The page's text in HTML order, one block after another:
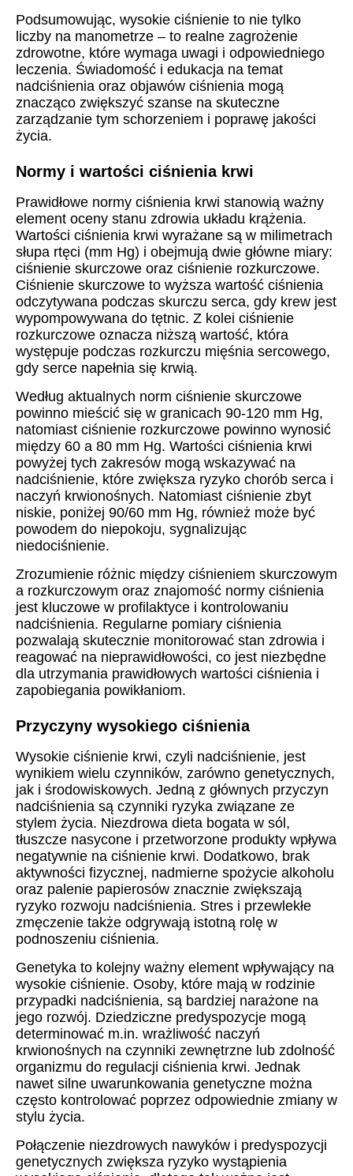
Podsumowując, wysokie ciśnienie to nie tylko
liczby na manometrze – to realne zagrożenie
zdrowotne, które wymaga uwagi i odpowiedniego
leczenia. Świadomość i edukacja na temat
nadciśnienia oraz objawów ciśnienia mogą
znacząco zwiększyć szanse na skuteczne
zarządzanie tym schorzeniem i poprawę jakości
życia.
Normy i wartości ciśnienia krwi
Prawidłowe normy ciśnienia krwi stanowią ważny
element oceny stanu zdrowia układu krążenia.
Wartości ciśnienia krwi wyrażane są w milimetrach
słupa rtęci (mm Hg) i obejmują dwie główne miary:
ciśnienie skurczowe oraz ciśnienie rozkurczowe.
Ciśnienie skurczowe to wyższa wartość ciśnienia
odczytywana podczas skurczu serca, gdy krew jest
wypompowywana do tętnic. Z kolei ciśnienie
rozkurczowe oznacza niższą wartość, która
występuje podczas rozkurczu mięśnia sercowego,
gdy serce napełnia się krwią.
Według aktualnych norm ciśnienie skurczowe
powinno mieścić się w granicach 90-120 mm Hg,
natomiast ciśnienie rozkurczowe powinno wynosić
między 60 a 80 mm Hg. Wartości ciśnienia krwi
powyżej tych zakresów mogą wskazywać na
nadciśnienie, które zwiększa ryzyko chorób serca i
naczyń krwionośnych. Natomiast ciśnienie zbyt
niskie, poniżej 90/60 mm Hg, również może być
powodem do niepokoju, sygnalizując
niedociśnienie.
Zrozumienie różnic między ciśnieniem skurczowym
a rozkurczowym oraz znajomość normy ciśnienia
jest kluczowe w profilaktyce i kontrolowaniu
nadciśnienia. Regularne pomiary ciśnienia
pozwalają skutecznie monitorować stan zdrowia i
reagować na nieprawidłowości, co jest niezbędne
dla utrzymania prawidłowych wartości ciśnienia i
zapobiegania powikłaniom.
Przyczyny wysokiego ciśnienia
Wysokie ciśnienie krwi, czyli nadciśnienie, jest
wynikiem wielu czynników, zarówno genetycznych,
jak i środowiskowych. Jedną z głównych przyczyn
nadciśnienia są czynniki ryzyka związane ze
stylem życia. Niezdrowa dieta bogata w sól,
tłuszcze nasycone i przetworzone produkty wpływa
negatywnie na ciśnienie krwi. Dodatkowo, brak
aktywności fizycznej, nadmierne spożycie alkoholu
oraz palenie papierosów znacznie zwiększają
ryzyko rozwoju nadciśnienia. Stres i przewlekłe
zmęczenie także odgrywają istotną rolę w
podnoszeniu ciśnienia.
Genetyka to kolejny ważny element wpływający na
wysokie ciśnienie. Osoby, które mają w rodzinie
przypadki nadciśnienia, są bardziej narażone na
jego rozwój. Dziedziczne predyspozycje mogą
determinować m.in. wrażliwość naczyń
krwionośnych na czynniki zewnętrzne lub zdolność
organizmu do regulacji ciśnienia krwi. Jednak
nawet silne uwarunkowania genetyczne można
często kontrolować poprzez odpowiednie zmiany w
stylu życia.
Połączenie niezdrowych nawyków i predyspozycji
genetycznych zwiększa ryzyko wystąpienia